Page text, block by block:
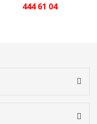
444 61 04